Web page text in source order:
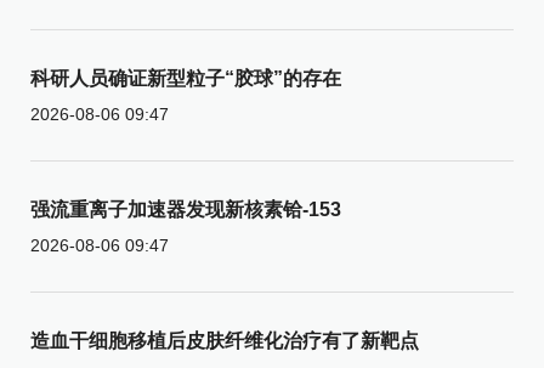
科研人员确证新型粒子“胶球”的存在
2026-08-06 09:47
强流重离子加速器发现新核素铪-153
2026-08-06 09:47
造血干细胞移植后皮肤纤维化治疗有了新靶点